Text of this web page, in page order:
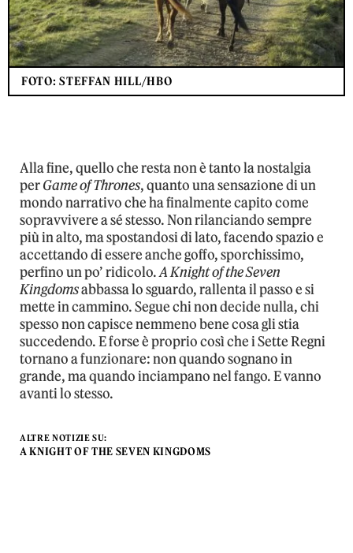
FOTO: STEFFAN HILL/HBO
Alla fine, quello che resta non è tanto la nostalgia
perGame of Thrones, quanto una sensazione di un
mondo narrativo che ha finalmente capito come
sopravvivere a sé stesso. Non rilanciando sempre
più in alto, ma spostandosi di lato, facendo spazio e
accettando di essere anche goffo, sporchissimo,
perfino un po’ ridicolo.A Knight of the Seven
Kingdomsabbassa lo sguardo, rallenta il passo e si
mette in cammino. Segue chi non decide nulla, chi
spesso non capisce nemmeno bene cosa gli stia
succedendo. E forse è proprio così che i Sette Regni
tornano a funzionare: non quando sognano in
grande, ma quando inciampano nel fango. E vanno
avanti lo stesso.
ALTRE NOTIZIE SU:
A KNIGHT OF THE SEVEN KINGDOMS